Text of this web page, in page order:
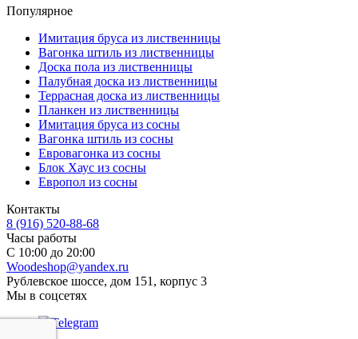
Популярное
Имитация бруса из лиственницы
Вагонка штиль из лиственницы
Доска пола из лиственницы
Палубная доска из лиственницы
Террасная доска из лиственницы
Планкен из лиственницы
Имитация бруса из сосны
Вагонка штиль из сосны
Евровагонка из сосны
Блок Хаус из сосны
Европол из сосны
Контакты
8 (916) 520-88-68
Часы работы
С 10:00 до 20:00
Woodeshop@yandex.ru
Рублевское шоссе, дом 151, корпус 3
Мы в соцсетях